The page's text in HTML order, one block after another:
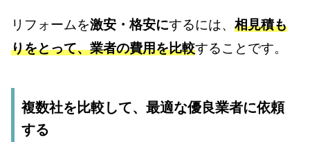
リフォームを激安・格安にするには、 相見積も
りをとって、業者の費用を比較することです。
複数社を比較して、最適な優良業者に依頼
する